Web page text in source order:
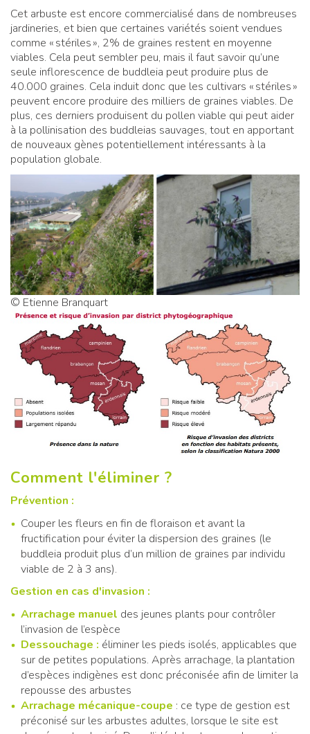
Cet arbuste est encore commercialisé dans de nombreuses
jardineries, et bien que certaines variétés soient vendues
comme « stériles », 2% de graines restent en moyenne
viables. Cela peut sembler peu, mais il faut savoir qu’une
seule inflorescence de buddleia peut produire plus de
40.000 graines. Cela induit donc que les cultivars « stériles »
peuvent encore produire des milliers de graines viables. De
plus, ces derniers produisent du pollen viable qui peut aider
à la pollinisation des buddleias sauvages, tout en apportant
de nouveaux gènes potentiellement intéressants à la
population globale.
© Etienne Branquart
Comment l'éliminer ?
Prévention :
Couper les fleurs en fin de floraison et avant la
fructification pour éviter la dispersion des graines (le
buddleia produit plus d’un million de graines par individu
viable de 2 à 3 ans).
Gestion en cas d'invasion :
Arrachage manuel des jeunes plants pour contrôler
l’invasion de l’espèce
Dessouchage : éliminer les pieds isolés, applicables que
sur de petites populations. Après arrachage, la plantation
d’espèces indigènes est donc préconisée afin de limiter la
repousse des arbustes
Arrachage mécanique-coupe : ce type de gestion est
préconisé sur les arbustes adultes, lorsque le site est